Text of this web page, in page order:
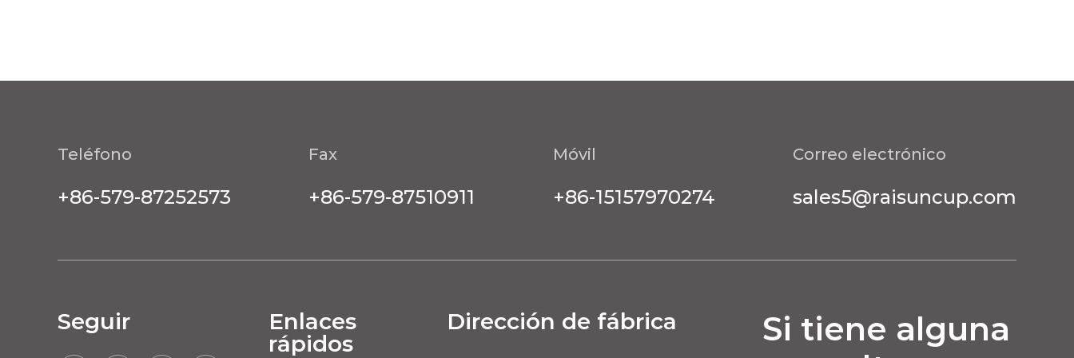
Teléfono
+86-579-87252573
Fax
+86-579-87510911
Móvil
+86-15157970274
Correo electrónico
sales5@raisuncup.com
Seguir
Enlaces
rápidos
Dirección de fábrica
Si tiene alguna